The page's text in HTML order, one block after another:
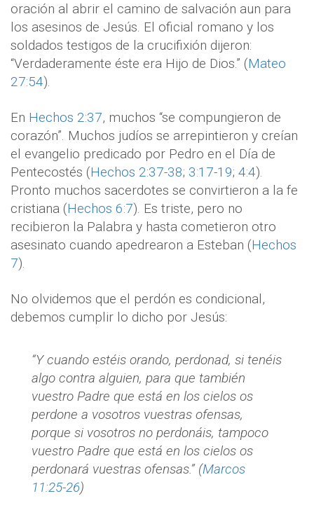
oración al abrir el camino de salvación aun para
los asesinos de Jesús. El oficial romano y los
soldados testigos de la crucifixión dijeron:
“Verdaderamente éste era Hijo de Dios.” (Mateo
27:54).
En Hechos 2:37, muchos “se compungieron de
corazón”. Muchos judíos se arrepintieron y creían
el evangelio predicado por Pedro en el Día de
Pentecostés (Hechos 2:37-38; 3:17-19; 4:4).
Pronto muchos sacerdotes se convirtieron a la fe
cristiana (Hechos 6:7). Es triste, pero no
recibieron la Palabra y hasta cometieron otro
asesinato cuando apedrearon a Esteban (Hechos
7).
No olvidemos que el perdón es condicional,
debemos cumplir lo dicho por Jesús:
“Y cuando estéis orando, perdonad, si tenéis
algo contra alguien, para que también
vuestro Padre que está en los cielos os
perdone a vosotros vuestras ofensas,
porque si vosotros no perdonáis, tampoco
vuestro Padre que está en los cielos os
perdonará vuestras ofensas.” (Marcos
11:25-26)